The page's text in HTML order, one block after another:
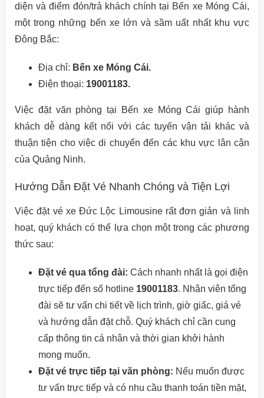
diện và điểm đón/trả khách chính tại Bến xe Móng Cái,
một trong những bến xe lớn và sầm uất nhất khu vực
Đông Bắc:
Địa chỉ: Bến xe Móng Cái.
Điện thoại: 19001183.
Việc đặt văn phòng tại Bến xe Móng Cái giúp hành
khách dễ dàng kết nối với các tuyến vận tải khác và
thuận tiện cho việc di chuyển đến các khu vực lân cận
của Quảng Ninh.
Hướng Dẫn Đặt Vé Nhanh Chóng và Tiện Lợi
Việc đặt vé xe Đức Lộc Limousine rất đơn giản và linh
hoạt, quý khách có thể lựa chọn một trong các phương
thức sau:
Đặt vé qua tổng đài: Cách nhanh nhất là gọi điện
trực tiếp đến số hotline 19001183. Nhân viên tổng
đài sẽ tư vấn chi tiết về lịch trình, giờ giấc, giá vé
và hướng dẫn đặt chỗ. Quý khách chỉ cần cung
cấp thông tin cá nhân và thời gian khởi hành
mong muốn.
Đặt vé trực tiếp tại văn phòng: Nếu muốn được
tư vấn trực tiếp và có nhu cầu thanh toán tiền mặt,